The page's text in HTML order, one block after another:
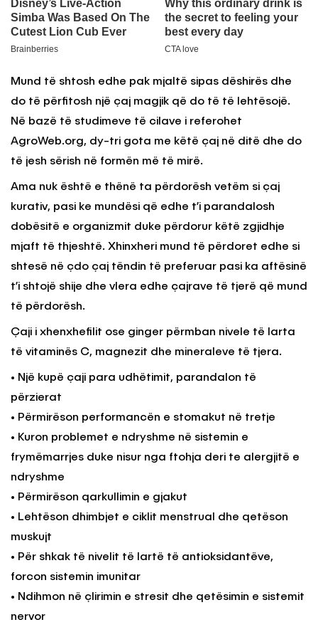
Mund të shtosh edhe pak mjaltë sipas dëshirës dhe
do të përfitosh një çaj magjik që do të të lehtësojë.
Në bazë të studimeve të cilave i referohet
AgroWeb.org, dy-tri gota me këtë çaj në ditë dhe do
të jesh sërish në formën më të mirë.
Ama nuk është e thënë ta përdorësh vetëm si çaj
kurativ, pasi ke mundësi që edhe t’i parandalosh
dobësitë e organizmit duke përdorur këtë zgjidhje
mjaft të thjeshtë. Xhinxheri mund të përdoret edhe si
shtesë në çdo çaj tëndin të preferuar pasi ka aftësinë
t’i shtojë shije dhe vlera edhe çajrave të tjerë që mund
të përdorësh.
Çaji i xhenxhefilit ose ginger përmban nivele të larta
të vitaminës C, magnezit dhe mineraleve të tjera.
• Një kupë çaji para udhëtimit, parandalon të
përzierat
• Përmirëson performancën e stomakut në tretje
• Kuron problemet e ndryshme në sistemin e
frymëmarrjes duke nisur nga ftohja deri te alergjitë e
ndryshme
• Përmirëson qarkullimin e gjakut
• Lehtëson dhimbjet e ciklit menstrual dhe qetëson
muskujt
• Për shkak të nivelit të lartë të antioksidantëve,
forcon sistemin imunitar
• Ndihmon në çlirimin e stresit dhe qetësimin e sistemit
nervor